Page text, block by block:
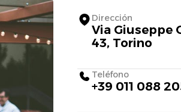
Dirección
Via Giuseppe
43, Torino
Teléfono
+39 011 088